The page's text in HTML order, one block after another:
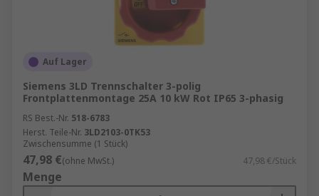
Auf Lager
Siemens 3LD Trennschalter 3-polig
Frontplattenmontage 25A 10 kW Rot IP65 3-phasig
RS Best.-Nr. 518-6783
Herst. Teile-Nr. 3LD2103-0TK53
Zwischensumme (1 Stück)
47,98 €(ohne MwSt.) 47,98 €/Stück
Menge